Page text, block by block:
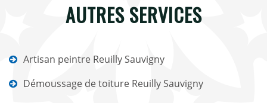
AUTRES SERVICES
Artisan peintre Reuilly Sauvigny
Démoussage de toiture Reuilly Sauvigny